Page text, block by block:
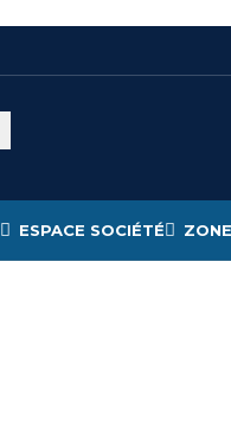
ESPACE SOCIÉTÉ